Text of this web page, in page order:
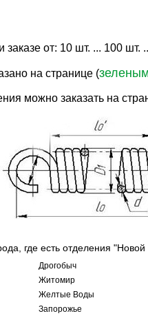
от: 10 шт. ... 100 шт.
на странице (
можно заказать на
где есть отделения "Новой
Дрогобыч
Житомир
Желтые Воды
Запорожье